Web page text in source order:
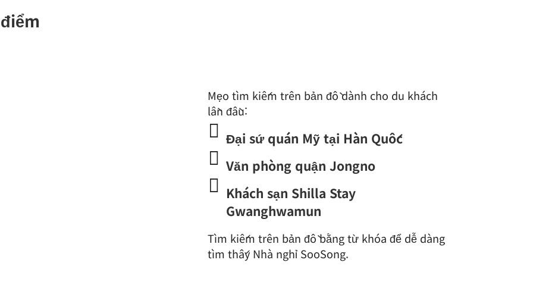
Mẹo tìm kiếm trên bản đồ dành cho du khách
lần đầu:
 Đại sứ quán Mỹ tại Hàn Quốc
 Văn phòng quận Jongno
 Khách sạn Shilla Stay
Gwanghwamun
Tìm kiếm trên bản đồ bằng từ khóa để dễ dàng
tìm thấy Nhà nghỉ SooSong.